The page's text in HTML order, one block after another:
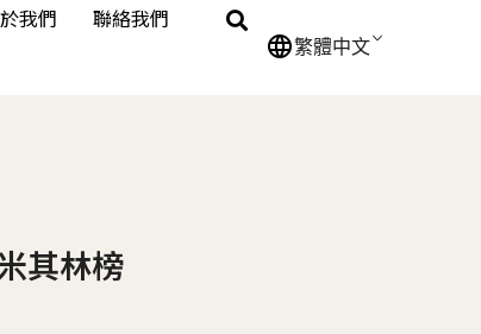
我們 聯絡我們
繁體中文
其林榜